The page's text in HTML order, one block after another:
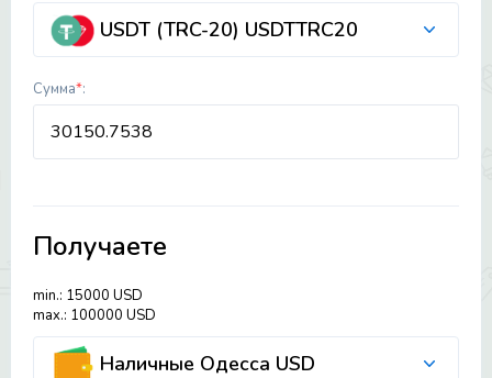
USDT (TRC-20) USDTTRC20
Сумма*:
Получаете
min.: 15000 USD
max.: 100000 USD
Наличные Одесса USD